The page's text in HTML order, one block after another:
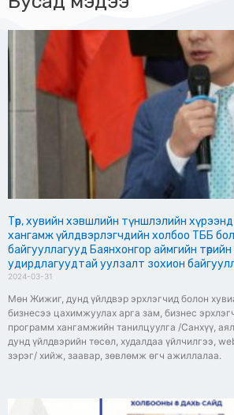
Төр, хувийн хэвшлийн түншлэлийн
хангамж үйлдвэрлэгчдийн холбоо ТББ
байгууллагууд Баянхонгор аймгийн
удирдлагуудтай уулзалт зохион
2024-03-31
Мөн Жижиг, дунд үйлдвэр эрхлэгчид болон
бизнесээ цахимжуулах арга зам, бизнес
программ хангамжийн танилцуулга /Санхүү,
дунд үйлдвэрийн төсөл, худалдаа үйлчилгээ,
зэрэг/ хийж, заавар, зөвлөмж өгч ажиллалаа.